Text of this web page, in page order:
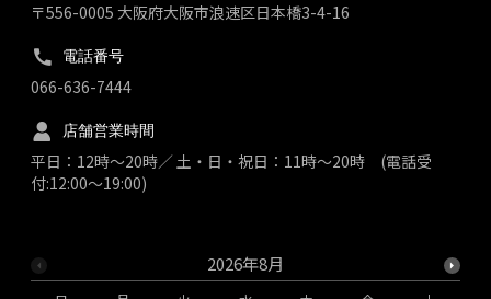
2026年8月
〒556-0005 大阪府大阪市浪速区日本橋3-4-16
電話番号
066-636-7444
店舗営業時間
平日：12時～20時／ 土・日・祝日：11時～20時 (電話受
付:12:00～19:00)